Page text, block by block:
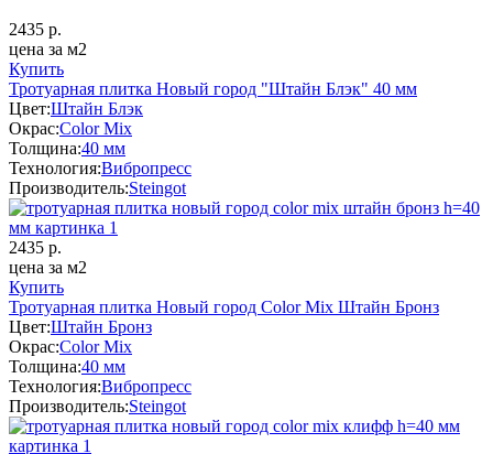
2435 р.
цена за м2
Купить
Тротуарная плитка Новый город "Штайн Блэк" 40 мм
Цвет:Штайн Блэк
Окрас:Color Mix
Толщина:40 мм
Технология:Вибропресс
Производитель:Steingot
2435 р.
цена за м2
Купить
Тротуарная плитка Новый город Color Mix Штайн Бронз
Цвет:Штайн Бронз
Окрас:Color Mix
Толщина:40 мм
Технология:Вибропресс
Производитель:Steingot